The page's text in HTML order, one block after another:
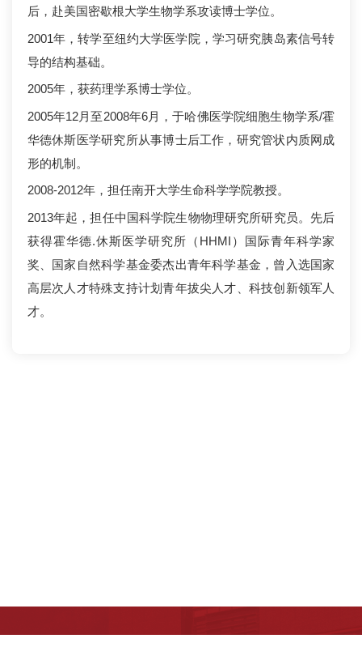
后，赴美国密歇根大学生物学系攻读博士学位。
2001年，转学至纽约大学医学院，学习研究胰岛素信号转
导的结构基础。
2005年，获药理学系博士学位。
2005年12月至2008年6月，于哈佛医学院细胞生物学系/霍
华德休斯医学研究所从事博士后工作，研究管状内质网成
形的机制。
2008-2012年，担任南开大学生命科学学院教授。
2013年起，担任中国科学院生物物理研究所研究员。先后
获得霍华德.休斯医学研究所（HHMI）国际青年科学家
奖、国家自然科学基金委杰出青年科学基金，曾入选国家
高层次人才特殊支持计划青年拔尖人才、科技创新领军人
才。